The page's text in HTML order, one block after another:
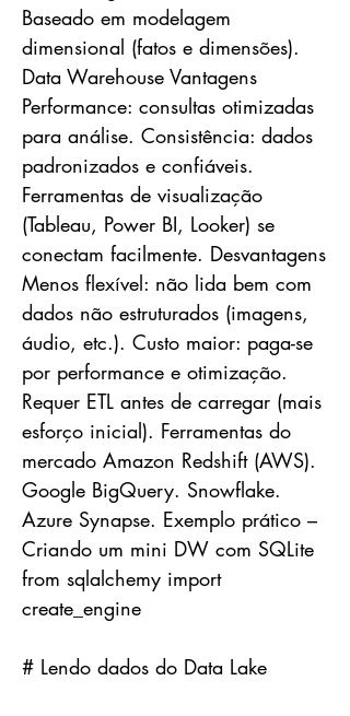
Baseado em modelagem
dimensional (fatos e dimensões).
Data Warehouse Vantagens
Performance: consultas otimizadas
para análise. Consistência: dados
padronizados e confiáveis.
Ferramentas de visualização
(Tableau, Power BI, Looker) se
conectam facilmente. Desvantagens
Menos flexível: não lida bem com
dados não estruturados (imagens,
áudio, etc.). Custo maior: paga-se
por performance e otimização.
Requer ETL antes de carregar (mais
esforço inicial). Ferramentas do
mercado Amazon Redshift (AWS).
Google BigQuery. Snowflake.
Azure Synapse. Exemplo prático –
Criando um mini DW com SQLite
from sqlalchemy import
create_engine
# Lendo dados do Data Lake